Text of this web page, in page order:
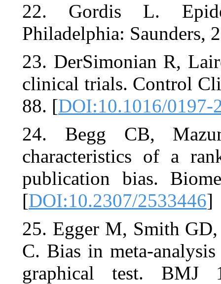
22.
23.
clinical
88. [
24. Begg
publication
[
25. Egger
C. Bias in
graphical